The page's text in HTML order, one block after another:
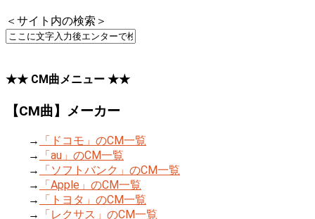
＜サイト内の検索＞
★★ CM曲メニュー ★★
【CM曲】メーカー
→
「ドコモ」のCM一覧
→
「au」のCM一覧
→
「ソフトバンク」のCM一覧
→
「Apple」のCM一覧
→
「トヨタ」のCM一覧
→
「レクサス」のCM一覧